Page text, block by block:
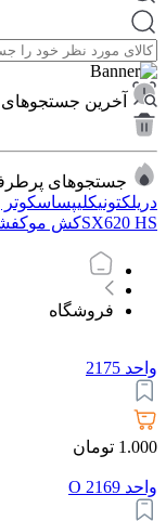
آخرین
جستجوهای
دریلکتونیکلیپساسکوتر
SX620 HSکش مو
فروشگاه
واحد 2175
1.000 تومان
واحد 2169 O